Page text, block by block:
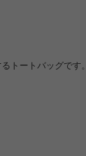
トートバッグです。